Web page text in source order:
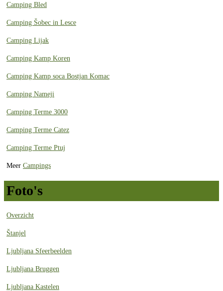
Camping Bled
Camping Šobec in Lesce
Camping Lijak
Camping Kamp Koren
Camping Kamp soca Bostjan Komac
Camping Nameji
Camping Terme 3000
Camping Terme Catez
Camping Terme Ptuj
Meer Campings
Foto's
Overzicht
Štanjel
Ljubljana Sfeerbeelden
Ljubljana Bruggen
Ljubljana Kastelen